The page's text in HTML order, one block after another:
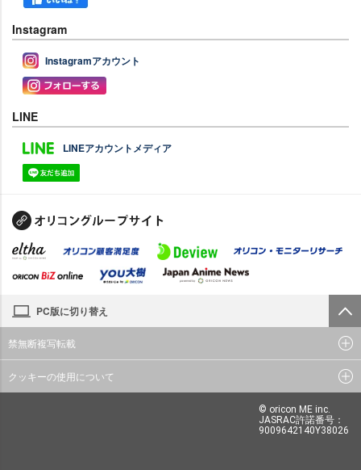
Instagram
Instagramアカウント
LINE
LINEアカウントメディア
PC版に切り替え
禁無断複写転載
クッキーの使用について
© oricon ME inc.
JASRAC許諾番号：
9009642140Y38026